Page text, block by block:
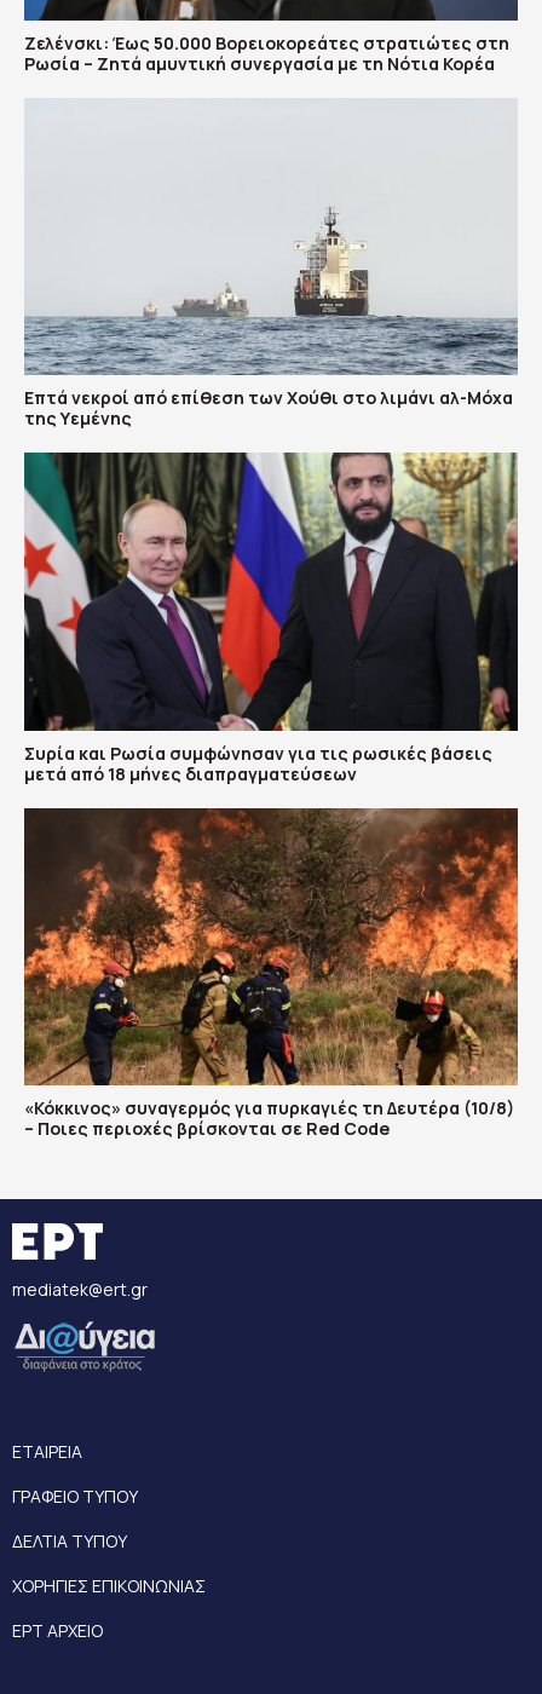
Ζελένσκι: Έως 50.000 Βορειοκορεάτες στρατιώτες στη
Ρωσία – Ζητά αμυντική συνεργασία με τη Νότια Κορέα
Επτά νεκροί από επίθεση των Χούθι στο λιμάνι αλ-Μόχα
της Υεμένης
Συρία και Ρωσία συμφώνησαν για τις ρωσικές βάσεις
μετά από 18 μήνες διαπραγματεύσεων
«Κόκκινος» συναγερμός για πυρκαγιές τη Δευτέρα (10/8)
– Ποιες περιοχές βρίσκονται σε Red Code
mediatek@ert.gr
ΕΤΑΙΡΕΙΑ
ΓΡΑΦΕΙΟ ΤΥΠΟΥ
ΔΕΛΤΙΑ ΤΥΠΟΥ
ΧΟΡΗΓΙΕΣ ΕΠΙΚΟΙΝΩΝΙΑΣ
ΕΡΤ ΑΡΧΕΙΟ